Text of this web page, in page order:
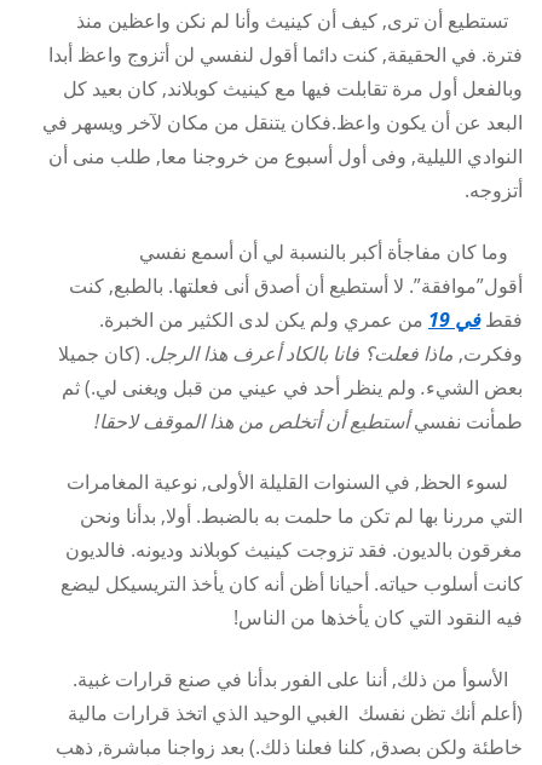
تستطيع أن ترى, كيف أن كينيث وأنا لم نكن واعظين منذ
فترة. في الحقيقة, كنت دائما أقول لنفسي لن أتزوج واعظ أبدا
وبالفعل أول مرة تقابلت فيها مع كينيث كوبلاند, كان بعيد كل
البعد عن أن يكون واعظ.فكان يتنقل من مكان لآخر ويسهر في
النوادي الليلية, وفى أول أسبوع من خروجنا معا, طلب منى أن
أتزوجه.
وما كان مفاجأة أكبر بالنسبة لي أن أسمع نفسي
أقول”موافقة”. لا أستطيع أن أصدق أنى فعلتها. بالطبع, كنت
فقطفي 19
من عمري ولم يكن لدى الكثير من الخبرة.
وفكرت, ماذا فعلت؟ فانا بالكاد أعرف هذا الرجل. (كان جميلا
بعض الشيء. ولم ينظر أحد في عيني من قبل ويغنى لي.) ثم
طمأنت نفسيأستطيع أن أتخلص من هذا الموقف لاحقا!
لسوء الحظ, في السنوات القليلة الأولى, نوعية المغامرات
التي مررنا بها لم تكن ما حلمت به بالضبط. أولا, بدأنا ونحن
مغرقون بالديون. فقد تزوجت كينيث كوبلاند وديونه. فالديون
كانت أسلوب حياته. أحيانا أظن أنه كان يأخذ التريسيكل ليضع
فيه النقود التي كان يأخذها من الناس!
الأسوأ من ذلك, أننا على الفور بدأنا في صنع قرارات غبية.
(أعلم أنك تظن نفسك الغبي الوحيد الذي اتخذ قرارات مالية
خاطئة ولكن بصدق, كلنا فعلنا ذلك.) بعد زواجنا مباشرة, ذهب